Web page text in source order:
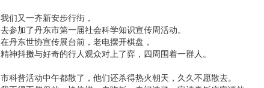
我们又一齐新安步行街，
去参加了丹东市第一届社会科学知识宣传周活动。
在丹东世协宣传展台前，老电摆开棋盘，
精神抖擞与好奇的行人观众对上了弈，四周围着一群人。
市科普活动中午都散了，他们还杀得热火朝天，久久不愿散去。